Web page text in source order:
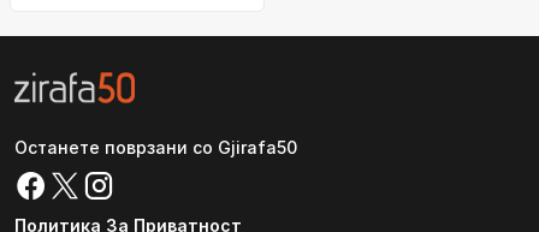
Останете поврзани со Gjirafa50
Политика За Приватност